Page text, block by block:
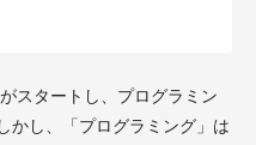
スタートし、プログラミン
かし、「プログラミング」は